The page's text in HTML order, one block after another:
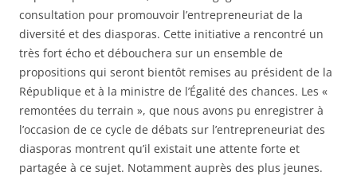
consultation pour promouvoir l’entrepreneuriat de la
diversité et des diasporas. Cette initiative a rencontré un
très fort écho et débouchera sur un ensemble de
propositions qui seront bientôt remises au président de la
République et à la ministre de l’Égalité des chances. Les «
remontées du terrain », que nous avons pu enregistrer à
l’occasion de ce cycle de débats sur l’entrepreneuriat des
diasporas montrent qu’il existait une attente forte et
partagée à ce sujet. Notamment auprès des plus jeunes.